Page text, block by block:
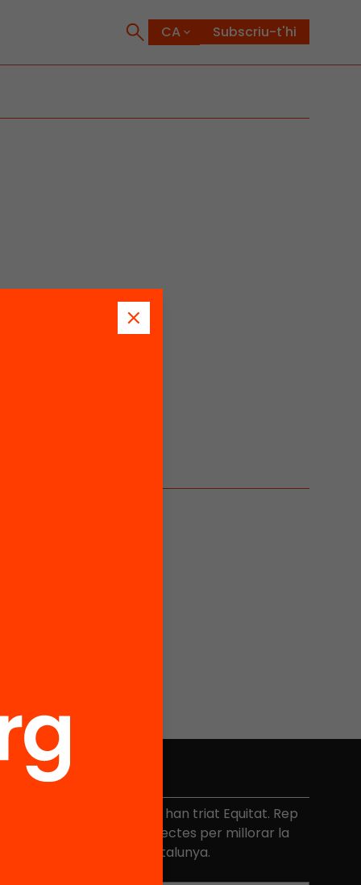
Subscriu-t'hi
No et perdis res
Més de 40.000 persones ja han triat Equitat. Rep
iniciatives, propostes i projectes per millorar la
qualitat de l'educació a Catalunya.